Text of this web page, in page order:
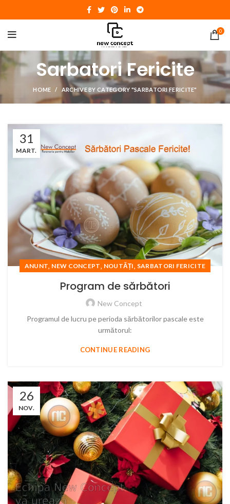
0
Sarbatori Fericite
HOME ARCHIVE BY CATEGORY "SARBATORI FERICITE"
31
MART.
ANUNT, NEW CONCEPT, NOUTĂȚI, SARBATORI FERICITE
Program de sărbători
New Concept
Programul de lucru pe perioda sărbătorilor pascale este
următorul:
CONTINUE READING
26
NOV.